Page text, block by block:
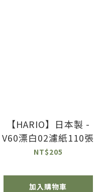
【HARIO】日本製 -
V60漂白02濾紙110張
NT$205
加入購物車